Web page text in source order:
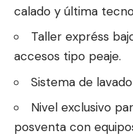
calado y última
Taller expréss
accesos tipo peaje.
Sistema de
Nivel exclusivo
posventa con